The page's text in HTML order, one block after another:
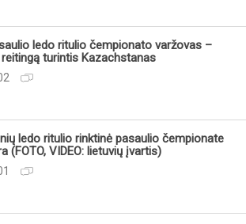
ledo ritulio čempionato varžovas –
turintis Kazachstanas
ledo ritulio rinktinė pasaulio čempionate
(FOTO, VIDEO: lietuvių įvartis)